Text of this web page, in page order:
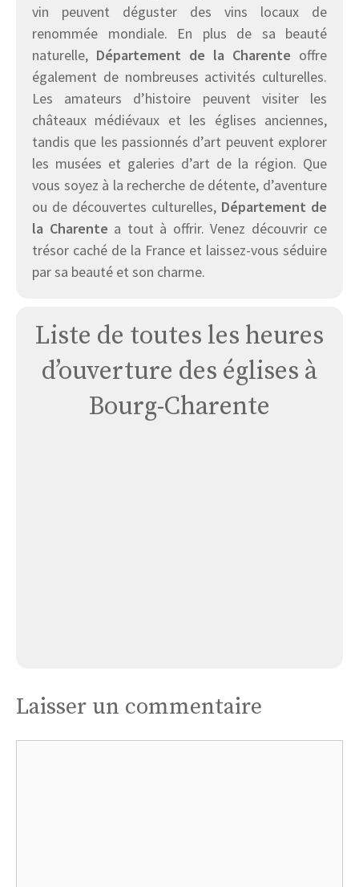
vin peuvent déguster des vins locaux de
renommée mondiale. En plus de sa beauté
naturelle, Département de la Charente offre
également de nombreuses activités culturelles.
Les amateurs d’histoire peuvent visiter les
châteaux médiévaux et les églises anciennes,
tandis que les passionnés d’art peuvent explorer
les musées et galeries d’art de la région. Que
vous soyez à la recherche de détente, d’aventure
ou de découvertes culturelles, Département de
la Charente a tout à offrir. Venez découvrir ce
trésor caché de la France et laissez-vous séduire
par sa beauté et son charme.
Liste de toutes les heures
d’ouverture des églises à
Bourg-Charente
Laisser un commentaire